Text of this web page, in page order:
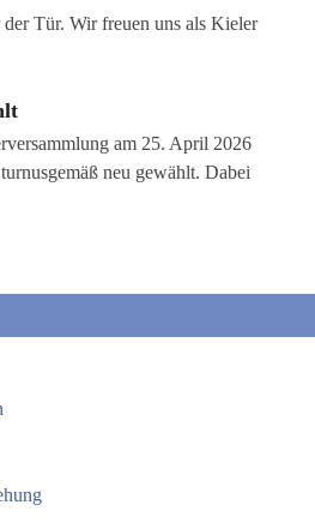
Tür. Wir freuen uns als Kieler
am 25. April 2026
neu gewählt. Dabei